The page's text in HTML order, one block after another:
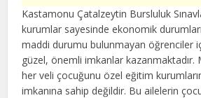
alan
boş
bırakılmalıdır
Kastamonu Çatalzeytin Bursluluk
kurumlar sayesinde ekonomik
maddi durumu bulunmayan öğrenciler
güzel, önemli imkanlar kazanmaktadır.
her veli çocuğunu özel eğitim
imkanına sahip değildir. Bu ailelerin